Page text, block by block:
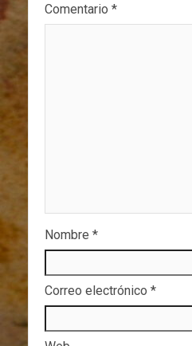
Comentario *
Nombre *
Correo electrónico *